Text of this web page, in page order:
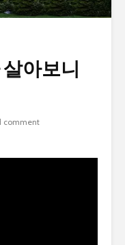
아보니
comment